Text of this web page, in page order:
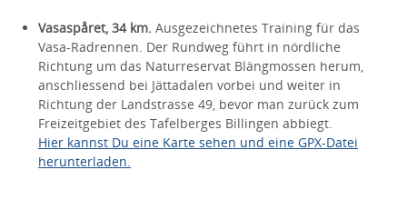
Vasaspåret, 34 km. Ausgezeichnetes Training für das
Vasa-Radrennen. Der Rundweg führt in nördliche
Richtung um das Naturreservat Blängmossen herum,
anschliessend bei Jättadalen vorbei und weiter in
Richtung der Landstrasse 49, bevor man zurück zum
Freizeitgebiet des Tafelberges Billingen abbiegt.
Hier kannst Du eine Karte sehen und eine GPX-Datei
herunterladen.